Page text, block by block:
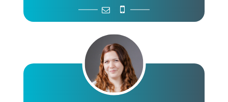
+972526774682
soninon@gmail.com